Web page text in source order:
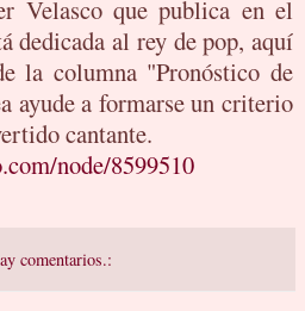
Velasco que publica en el
dedicada al rey de pop, aquí
la columna "Pronóstico de
ayude a formarse un criterio
cantante.
node/8599510
comentarios.: